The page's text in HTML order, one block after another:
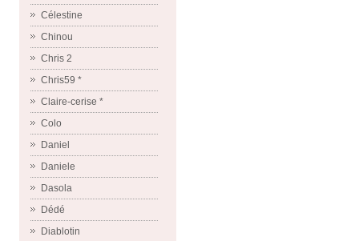
Célestine
Chinou
Chris 2
Chris59 *
Claire-cerise *
Colo
Daniel
Daniele
Dasola
Dédé
Diablotin